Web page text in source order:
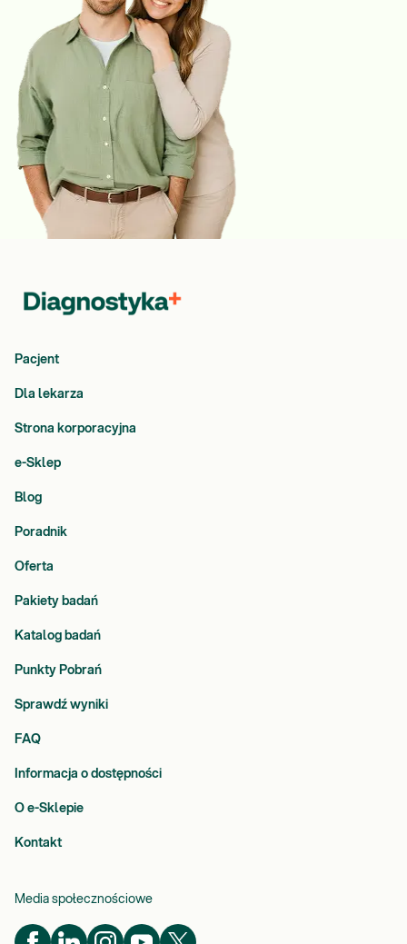
Pacjent
Dla lekarza
Strona korporacyjna
e-Sklep
Blog
Poradnik
Oferta
Pakiety badań
Katalog badań
Punkty Pobrań
Sprawdź wyniki
FAQ
Informacja o dostępności
O e-Sklepie
Kontakt
Media społecznościowe